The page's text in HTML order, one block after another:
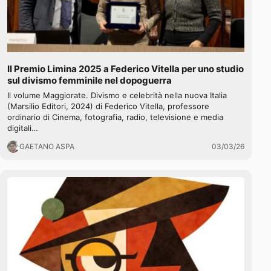
Il Premio Limina 2025 a Federico Vitella per uno studio
sul divismo femminile nel dopoguerra
Il volume Maggiorate. Divismo e celebrità nella nuova Italia
(Marsilio Editori, 2024) di Federico Vitella, professore
ordinario di Cinema, fotografia, radio, televisione e media
digitali…
GAETANO ASPA 03/03/26